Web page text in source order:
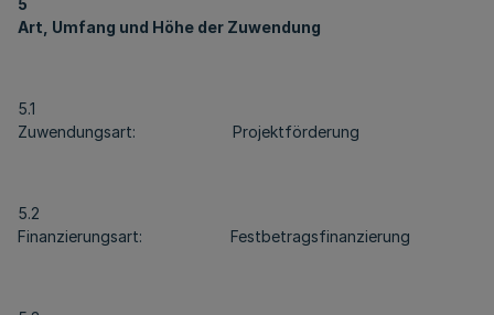
5
Art, Umfang und Höhe der Zuwendung
5.1
Zuwendungsart: Projektförderung
5.2
Finanzierungsart: Festbetragsfinanzierung